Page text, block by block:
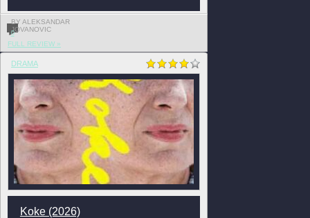
BY ALEKSANDAR
JOVANOVIC
0
FULL REVIEW »
DRAMA
Koke (2026)